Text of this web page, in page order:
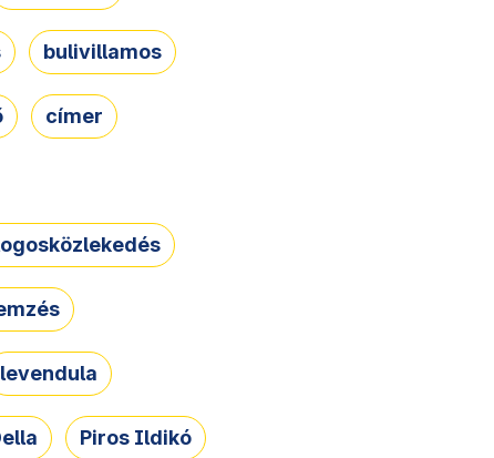
bulivillamos
címer
levendula
Piros Ildikó